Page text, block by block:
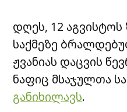
დღეს, 12 აგვისტოს
საქმეზე
ჟვანიას დაცვის
ნაფიც მსაჯულთა
განიხილავს.